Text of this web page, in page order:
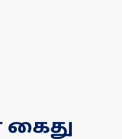
கைது